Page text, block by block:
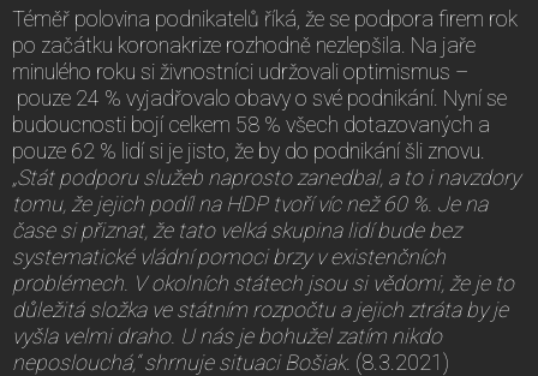
Téměř polovina podnikatelů říká, že se podpora firem rok
po začátku koronakrize rozhodně nezlepšila. Na jaře
minulého roku si živnostníci udržovali optimismus –
pouze 24 % vyjadřovalo obavy o své podnikání. Nyní se
budoucnosti bojí celkem 58 % všech dotazovaných a
pouze 62 % lidí si je jisto, že by do podnikání šli znovu.
„Stát podporu služeb naprosto zanedbal, a to i navzdory
tomu, že jejich podíl na HDP tvoří víc než 60 %. Je na
čase si přiznat, že tato velká skupina lidí bude bez
systematické vládní pomoci brzy v existenčních
problémech. V okolních státech jsou si vědomi, že je to
důležitá složka ve státním rozpočtu a jejich ztráta by je
vyšla velmi draho. U nás je bohužel zatím nikdo
neposlouchá,“ shrnuje situaci Bošiak. (8.3.2021)